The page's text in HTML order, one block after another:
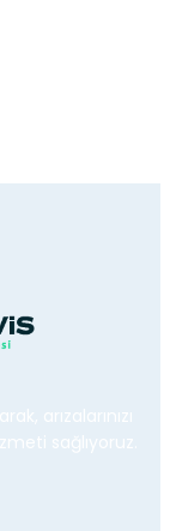
arızalarınızı
sağlıyoruz.